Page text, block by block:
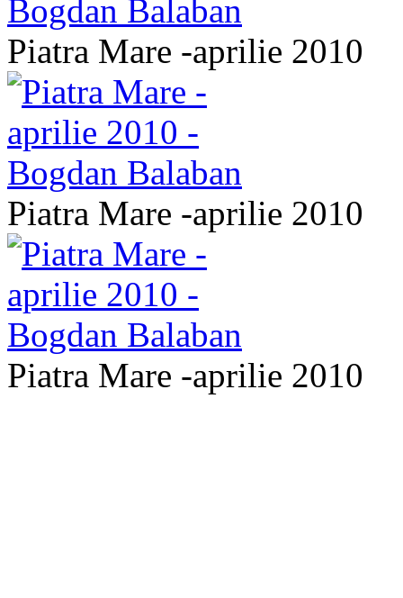
Piatra Mare -aprilie 2010
Piatra Mare -aprilie 2010
Piatra Mare -aprilie 2010